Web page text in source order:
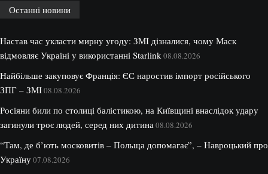
Останні новини
Настав час укласти мирну угоду: ЗМІ дізналися, чому Маск
відмовляє Україні у використанні Starlink08.08.2026
Найбільше закуповує Франція: ЄС наростив імпорт російського
ЗПГ – ЗМІ08.08.2026
Росіяни били по столиці балістикою, на Київщині внаслідок удару
загинули троє людей, серед них дитина08.08.2026
“Там, де б’ють московитів – Польща допомагає”, – Навроцький про
Україну07.08.2026